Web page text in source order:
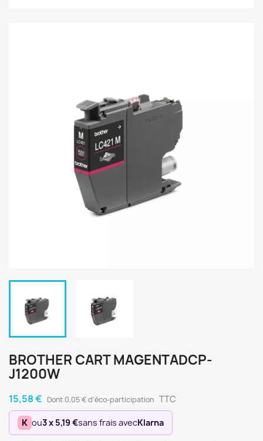
BROTHER CART MAGENTADCP-
J1200W
15,58 € Dont 0,05 € d'éco-participation TTC
K ou3 x 5,19 €sans frais avecKlarna